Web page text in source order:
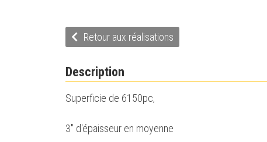
Retour aux réalisations
Description
Superficie de 6150pc,
3'' d'épaisseur en moyenne